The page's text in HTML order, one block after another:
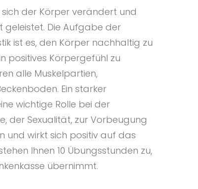
sich der Körper verändert und
geleistet. Die Aufgabe der
ist es, den Körper nachhaltig zu
positives Körpergefühl zu
alle Muskelpartien,
Ein starker
wichtige Rolle bei der
der Sexualität, zur Vorbeugung
und wirkt sich positiv auf das
Ihnen 10 Übungsstunden zu,
übernimmt.